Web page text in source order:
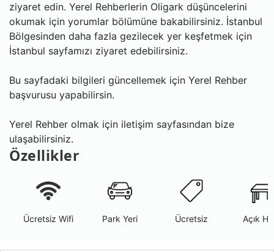
ziyaret edin. Yerel Rehberlerin Oligark düşüncelerini
okumak için yorumlar bölümüne bakabilirsiniz. İstanbul
Bölgesinden daha fazla gezilecek yer keşfetmek için
İstanbul sayfamızı ziyaret edebilirsiniz.
Bu sayfadaki bilgileri güncellemek için Yerel Rehber
başvurusu yapabilirsin.
Yerel Rehber olmak için iletişim sayfasından bize
ulaşabilirsiniz.
Özellikler
Ücretsiz Wifi Park Yeri Ücretsiz Açık